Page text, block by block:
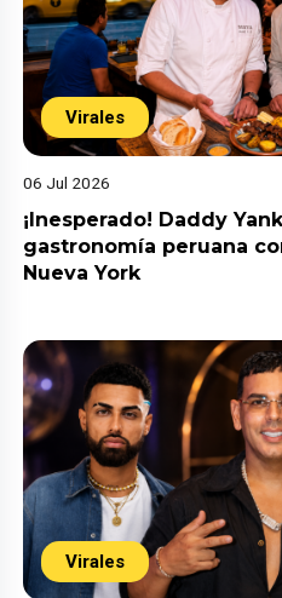
Virales
06 Jul 2026
¡Inesperado! Daddy
gastronomía peruana
Nueva York
Virales